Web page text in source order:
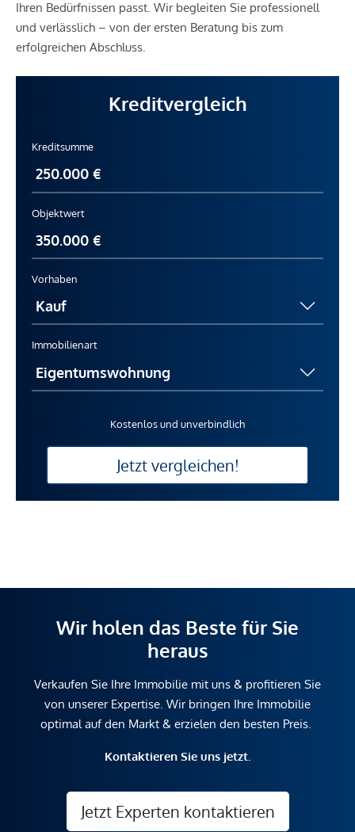
Ihren Bedürfnissen passt. Wir begleiten Sie professionell
und verlässlich – von der ersten Beratung bis zum
erfolgreichen Abschluss.
Kreditvergleich
Kreditsumme
Objektwert
Vorhaben
Immobilienart
Kostenlos und unverbindlich
Jetzt vergleichen!
Wir holen das Beste für Sie
heraus
Verkaufen Sie Ihre Immobilie mit uns & profitieren Sie
von unserer Expertise. Wir bringen Ihre Immobilie
optimal auf den Markt & erzielen den besten Preis.
Kontaktieren Sie uns jetzt.
Jetzt Experten kontaktieren